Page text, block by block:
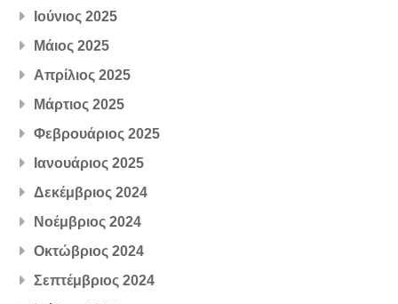
Ιούνιος 2025
Μάιος 2025
Απρίλιος 2025
Μάρτιος 2025
Φεβρουάριος 2025
Ιανουάριος 2025
Δεκέμβριος 2024
Νοέμβριος 2024
Οκτώβριος 2024
Σεπτέμβριος 2024